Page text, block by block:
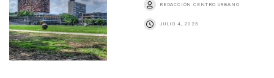
REDACCIÓN CENTRO URBANO
JULIO 4, 2025